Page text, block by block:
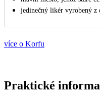
jedinečný likér vyrobený z
více o Korfu
Praktické